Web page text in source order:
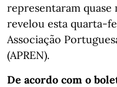
representaram quase
revelou esta quarta-
Associação
(APREN).
De acordo com o